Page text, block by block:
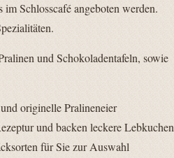
Schlosscafé angeboten werden.
und Schokoladentafeln, sowie
originelle Pralineneier
und backen leckere Lebkuchen
für Sie zur Auswahl